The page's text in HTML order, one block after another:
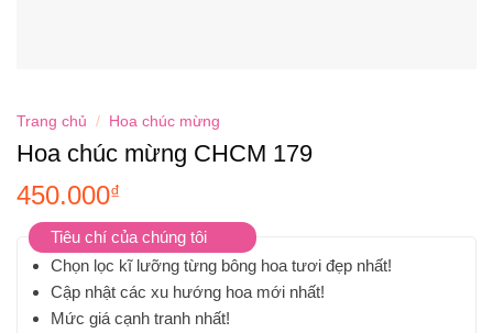
Trang chủ / Hoa chúc mừng
Hoa chúc mừng CHCM 179
450.000₫
Tiêu chí của chúng tôi
Chọn lọc kĩ lưỡng từng bông hoa tươi đẹp nhất!
Cập nhật các xu hướng hoa mới nhất!
Mức giá cạnh tranh nhất!